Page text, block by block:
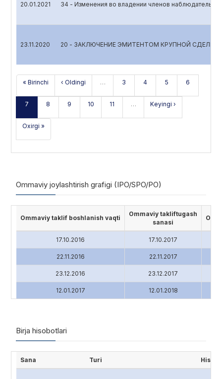
20.01.2021 34 - Изменения во владении членов
23.11.2020 20 - ЗАКЛЮЧЕНИЕ ЭМИТЕНТОМ КРУПНОЙ СДЕЛКИ
« Birinchi ‹ Oldingi … 3 4 5 6
7 8 9 10 11 … Keyingi ›
Oxirgi »
Ommaviy joylashtirish grafigi (IPO/SPO/PO)
Ommaviy taklif boshlanish vaqti
Ommaviy takliftugash
sanasi
17.10.2016 17.10.2017
22.11.2016 22.11.2017
23.12.2016 23.12.2017
12.01.2017 12.01.2018
Birja hisobotlari
Sana Turi